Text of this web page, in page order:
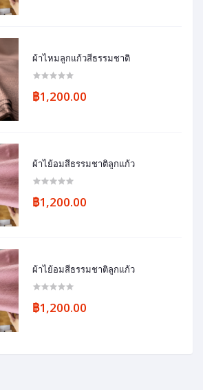
ผ้าไหมลูกแก้วสีธรรมชาติ
฿1,200.00
ผ้าไย้อมสีธรรมชาติลูกแก้ว
฿1,200.00
ผ้าไย้อมสีธรรมชาติลูกแก้ว
฿1,200.00